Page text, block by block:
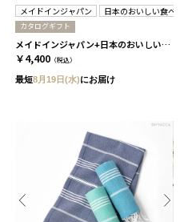
メイドインジャパン 日本のおいしい食べ物
カタログギフト
メイドインジャパン+日本のおいしい食べ物 / MJ6+橙 2冊セット
￥4,400 （税込）
最短8月19日(水)にお届け